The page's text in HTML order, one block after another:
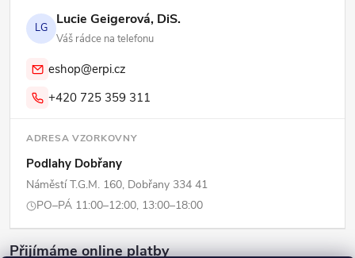
LG Lucie Geigerová, DiS.
Váš rádce na telefonu
eshop@erpi.cz
+420 725 359 311
ADRESA VZORKOVNY
Podlahy Dobřany
Náměstí T.G.M. 160, Dobřany 334 41
PO–PÁ 11:00–12:00, 13:00–18:00
Přijímáme online platby